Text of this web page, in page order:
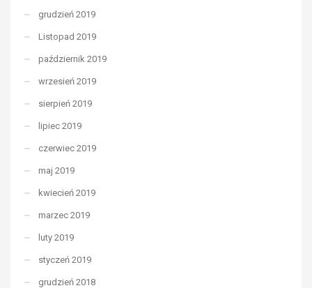
grudzień 2019
Listopad 2019
październik 2019
wrzesień 2019
sierpień 2019
lipiec 2019
czerwiec 2019
maj 2019
kwiecień 2019
marzec 2019
luty 2019
styczeń 2019
grudzień 2018